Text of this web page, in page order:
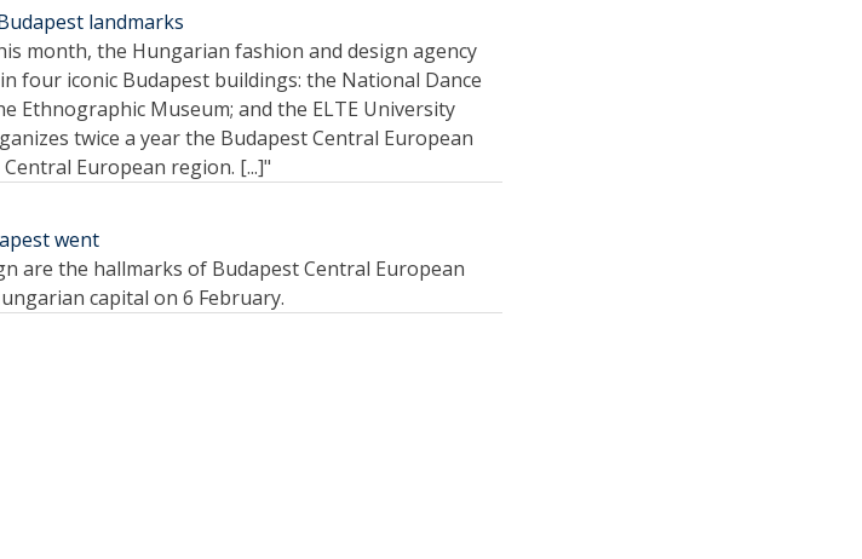
landmarks
month, the Hungarian fashion and design agency
four iconic Budapest buildings: the National Dance
Ethnographic Museum; and the ELTE University
twice a year the Budapest Central European
European region. [...]"
went
are the hallmarks of Budapest Central European
capital on 6 February.